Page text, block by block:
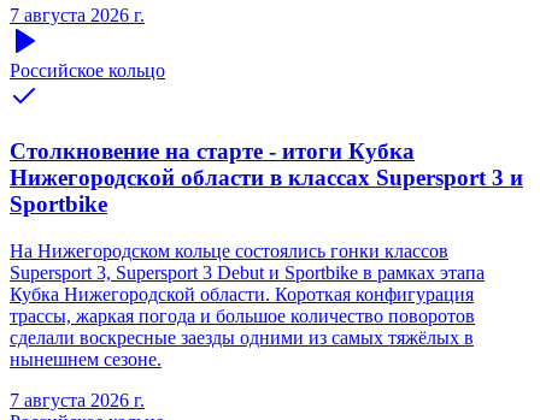
7 августа 2026 г.
Российское кольцо
Столкновение на старте - итоги Кубка
Нижегородской области в классах Supersport 3 и
Sportbike
На Нижегородском кольце состоялись гонки классов
Supersport 3, Supersport 3 Debut и Sportbike в рамках этапа
Кубка Нижегородской области. Короткая конфигурация
трассы, жаркая погода и большое количество поворотов
сделали воскресные заезды одними из самых тяжёлых в
нынешнем сезоне.
7 августа 2026 г.